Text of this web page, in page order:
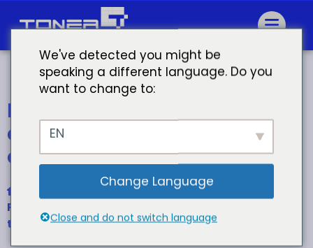
Fabrication de cartouches
canon 131 toner compatible
canon
Pour Canon CRG-131 331 531 731 Cartouche de
toner couleur compatible
We've detected you might be
speaking a different language. Do you
want to change to:
EN
Change Language
Close and do not switch language